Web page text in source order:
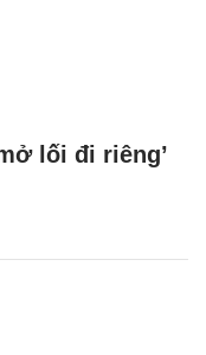
lối đi riêng’